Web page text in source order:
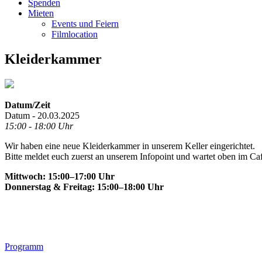
Spenden
Mieten
Events und Feiern
Filmlocation
Kleiderkammer
Datum/Zeit
Datum - 20.03.2025
15:00 - 18:00 Uhr
Wir haben eine neue Kleiderkammer in unserem Keller eingerichtet.
Bitte meldet euch zuerst an unserem Infopoint und wartet oben im
Mittwoch: 15:00–17:00 Uhr
Donnerstag & Freitag: 15:00–18:00 Uhr
Footer
Programm